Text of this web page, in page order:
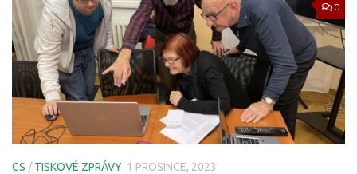
0
CS /TISKOVÉ ZPRÁVY 1 PROSINCE, 2023